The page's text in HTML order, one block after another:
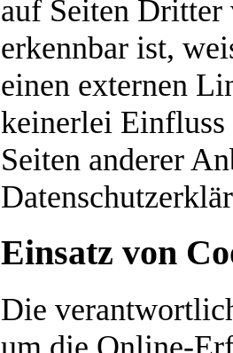
auf Seiten
erkennbar ist,
einen externen
keinerlei Einfluss
Seiten anderer
Einsatz von
Die